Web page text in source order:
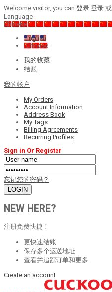
Welcome visitor, you can 登录 登录 或
Language
Chinese
English
Chinese
我的收藏
结账
我的帐户
My Orders
Account Information
Address Book
My Tags
Billing Agreements
Recurring Profiles
Sign in Or Register
忘记您的密码？
NEW HERE?
注册免费快捷！
更快速结账
保存多个运送地址
查看并追踪订单和更多
Create an account